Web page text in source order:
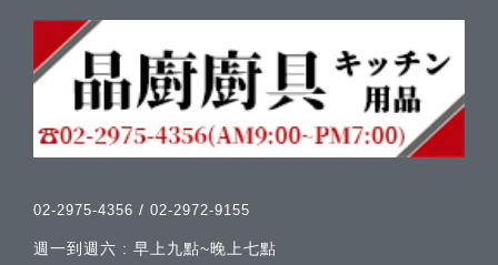
02-2975-4356 / 02-2972-9155
週一到週六 : 早上九點~晚上七點